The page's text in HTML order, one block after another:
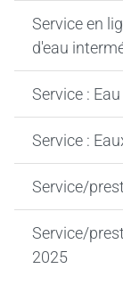
Service en
d'eau
Service :
Service :
Service/
Service/
2025